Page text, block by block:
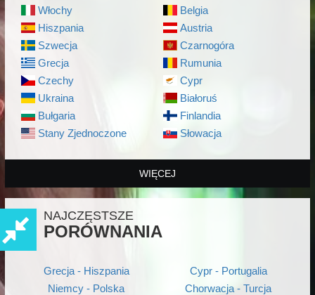
Włochy
Hiszpania
Szwecja
Grecja
Czechy
Ukraina
Bułgaria
Stany Zjednoczone
Belgia
Austria
Czarnogóra
Rumunia
Cypr
Białoruś
Finlandia
Słowacja
WIĘCEJ
NAJCZĘSTSZE
PORÓWNANIA
Grecja - Hiszpania
Niemcy - Polska
Cypr - Portugalia
Chorwacja - Turcja